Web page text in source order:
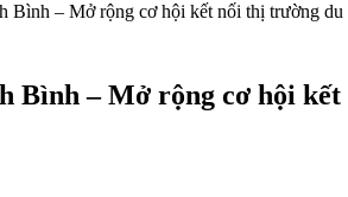
Bình – Mở rộng cơ hội kết nối thị trường
Bình – Mở rộng cơ hội